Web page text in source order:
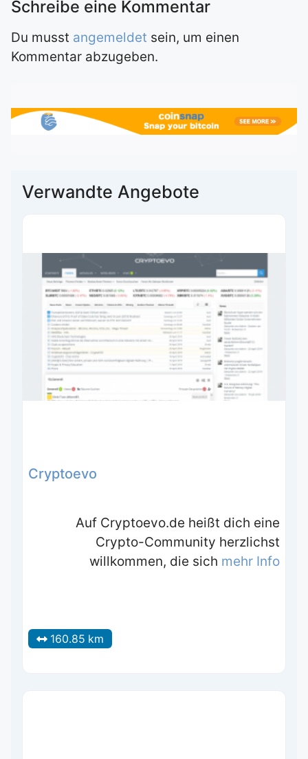
Du musst angemeldet sein, um einen
Kommentar abzugeben.
Verwandte Angebote
Cryptoevo
Auf Cryptoevo.de heißt dich eine
Crypto-Community herzlichst
willkommen, die sich mehr Info
160.85 km